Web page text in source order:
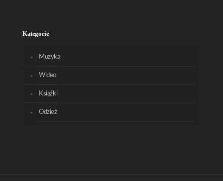
Kategorie
Muzyka
Wideo
Książki
Odzież